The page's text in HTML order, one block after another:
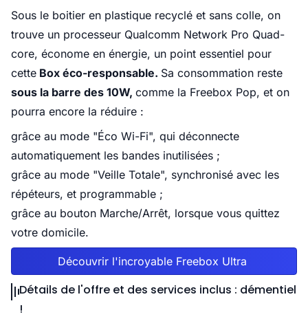
Sous le boitier en plastique recyclé et sans colle, on
trouve un processeur Qualcomm Network Pro Quad-
core, économe en énergie, un point essentiel pour
cette Box éco-responsable. Sa consommation reste
sous la barre des 10W, comme la Freebox Pop, et on
pourra encore la réduire :
grâce au mode "Éco Wi-Fi", qui déconnecte
automatiquement les bandes inutilisées ;
grâce au mode "Veille Totale", synchronisé avec les
répéteurs, et programmable ;
grâce au bouton Marche/Arrêt, lorsque vous quittez
votre domicile.
Découvrir l'incroyable Freebox Ultra
Détails de l'offre et des services inclus : démentiel
!